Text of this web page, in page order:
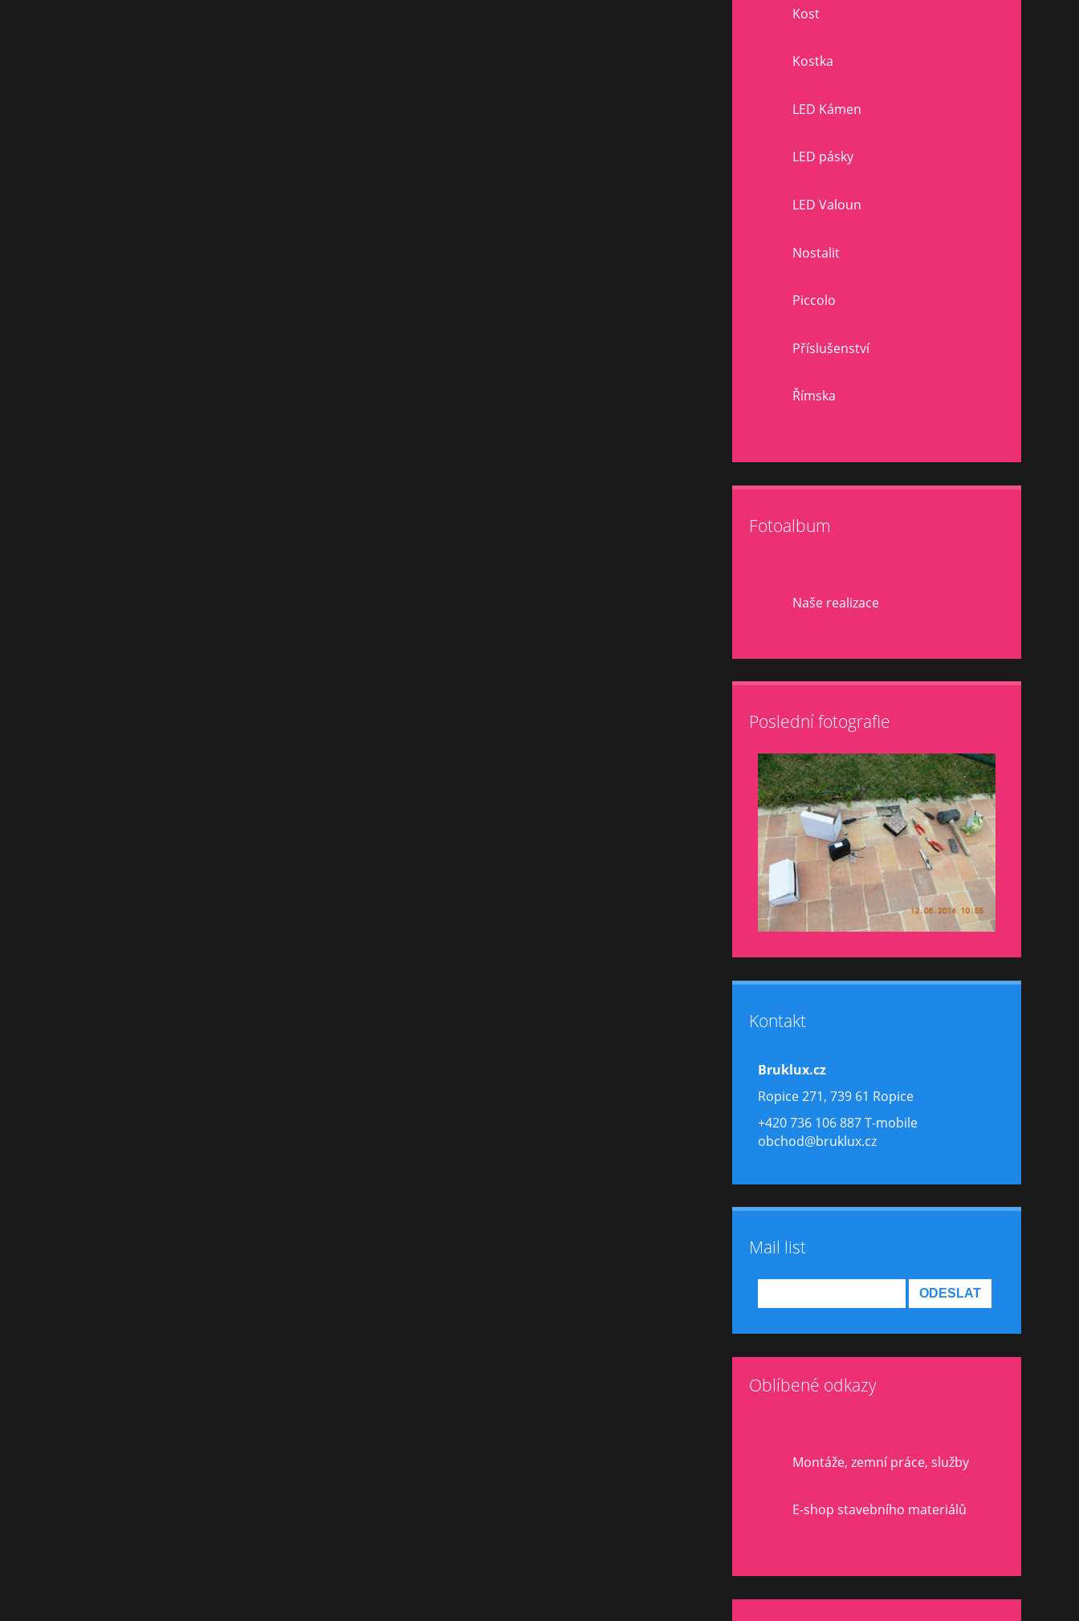
Kost
Kostka
LED Kámen
LED pásky
LED Valoun
Nostalit
Piccolo
Příslušenství
Římska
Fotoalbum
Naše realizace
Poslední fotografie
Kontakt
Bruklux.cz
Ropice 271, 739 61 Ropice
+420 736 106 887 T-mobile
obchod@bruklux.cz
Mail list
Oblíbené odkazy
Montáže, zemní práce, služby
E-shop stavebního materiálů